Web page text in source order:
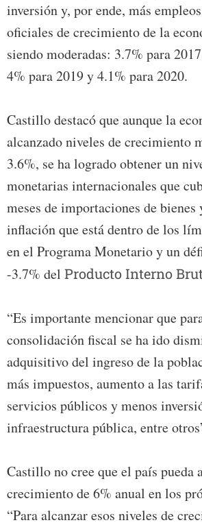
inversión y, por ende, más
oficiales de crecimiento de la
siendo moderadas: 3.7% para
4% para 2019 y 4.1% para 2020.
Castillo destacó que aunque la
alcanzado niveles de crecimiento
3.6%, se ha logrado obtener un
monetarias internacionales que
meses de importaciones de
inflación que está dentro de los
en el Programa Monetario y un
-3.7% del Producto Interno
“Es importante mencionar que
consolidación fiscal se ha ido
adquisitivo del ingreso de la
más impuestos, aumento a las
servicios públicos y menos
infraestructura pública, entre
Castillo no cree que el país pueda
crecimiento de 6% anual en los
“Para alcanzar esos niveles de